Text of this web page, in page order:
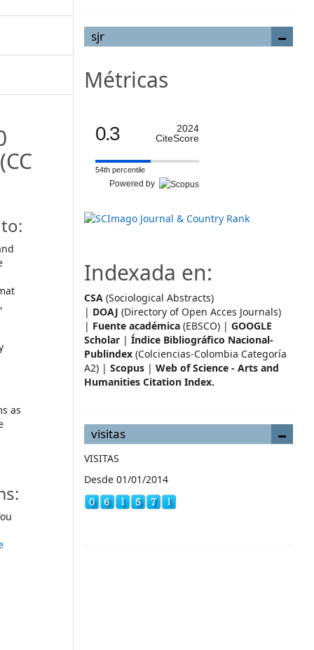
(CC
as
sjr
Métricas
0.3
2024
CiteScore
54th percentile
Powered by
Indexada en:
CSA (Sociological Abstracts)
| DOAJ (Directory of Open Acces Journals)
| Fuente académica (EBSCO) | GOOGLE
Scholar| Índice Bibliográfico Nacional-
Publindex (Colciencias-Colombia Categoría
A2) | Scopus | Web of Science - Arts and
Humanities Citation Index.
visitas
VISITAS
Desde 01/01/2014